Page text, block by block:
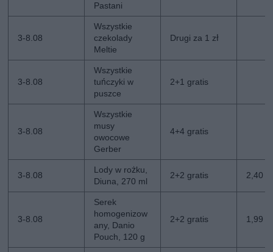
Pastani
3-8.08
Wszystkie
czekolady
Meltie
Drugi za 1 zł
3-8.08
Wszystkie
tuńczyki w
puszce
2+1 gratis
3-8.08
Wszystkie
musy
owocowe
Gerber
4+4 gratis
3-8.08
Lody w rożku,
Diuna, 270 ml
2+2 gratis 2,40
3-8.08
Serek
homogenizow
any, Danio
Pouch, 120 g
2+2 gratis 1,99